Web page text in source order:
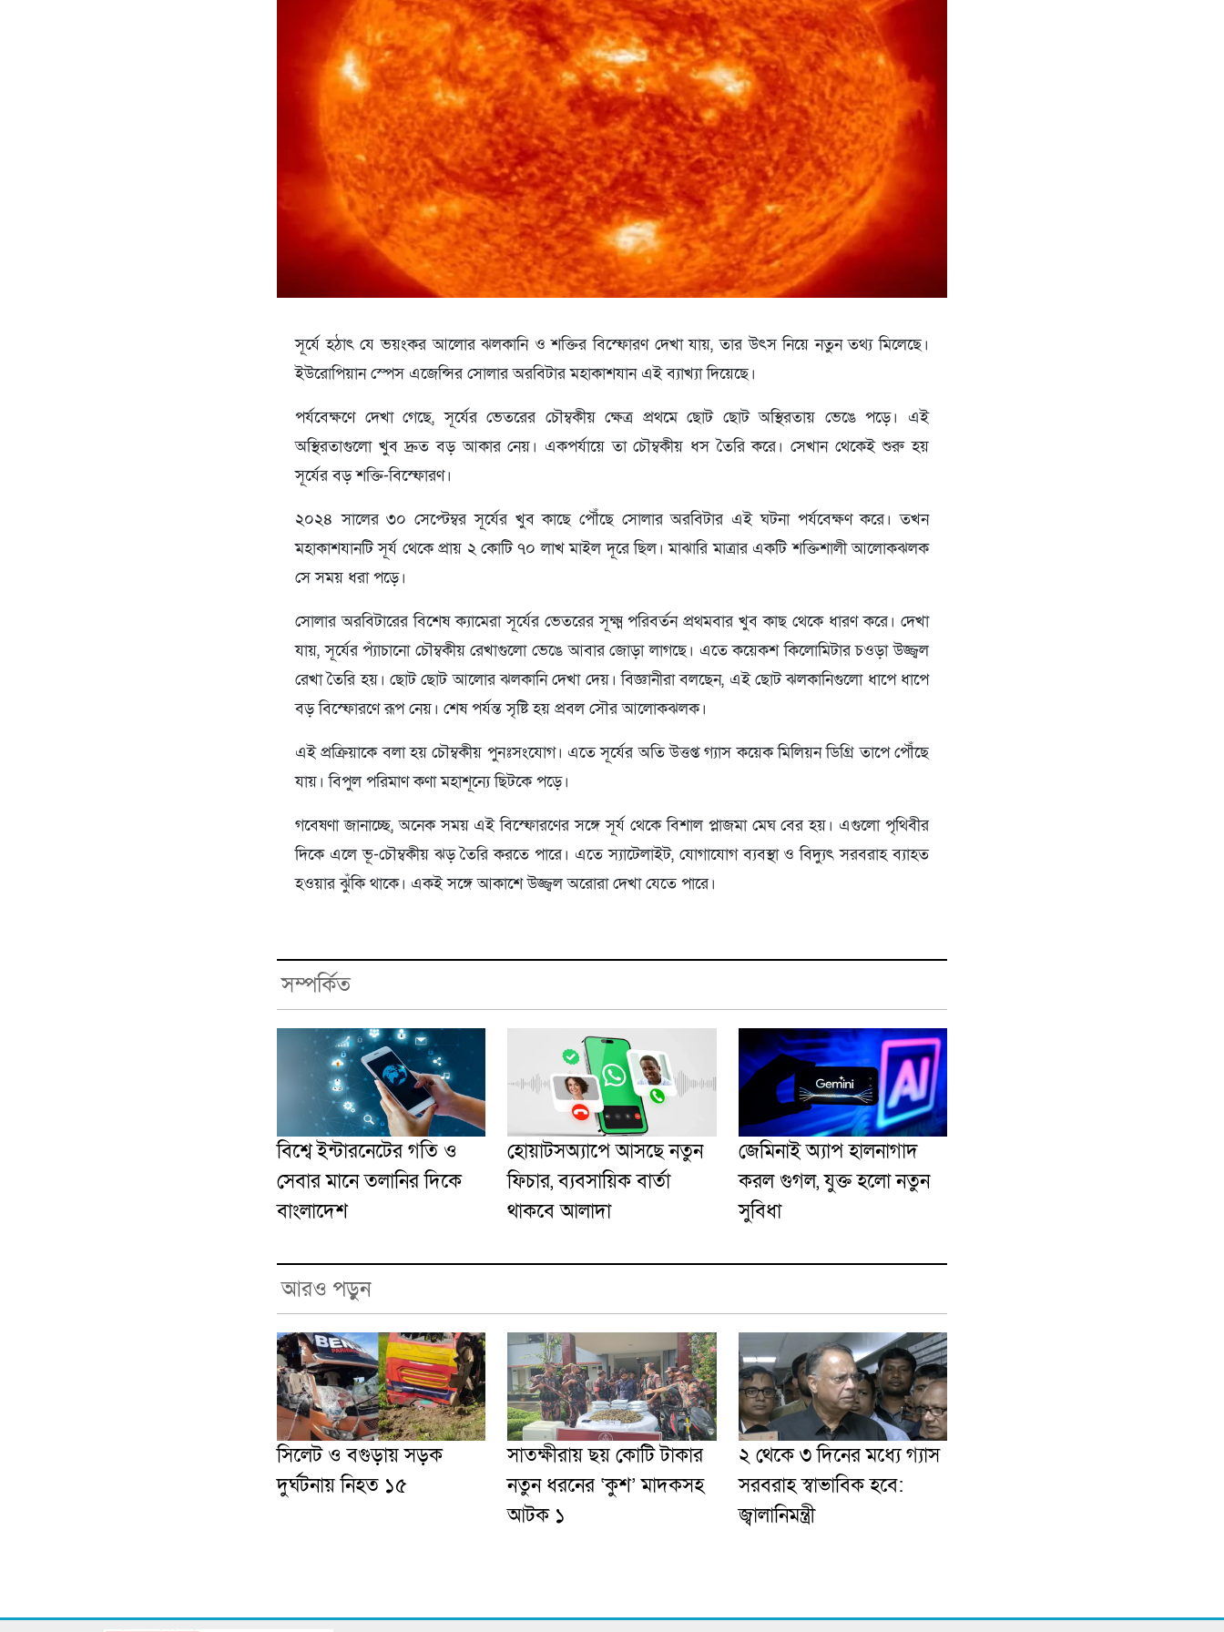
সূর্যে হঠাৎ যে ভয়ংকর আলোর ঝলকানি ও শক্তির বিস্ফোরণ দেখা যায়, তার উৎস নিয়ে নতুন তথ্য মিলেছে।
ইউরোপিয়ান স্পেস এজেন্সির সোলার অরবিটার মহাকাশযান এই ব্যাখ্যা দিয়েছে।
পর্যবেক্ষণে দেখা গেছে, সূর্যের ভেতরের চৌম্বকীয় ক্ষেত্র প্রথমে ছোট ছোট অস্থিরতায় ভেঙে পড়ে। এই
অস্থিরতাগুলো খুব দ্রুত বড় আকার নেয়। একপর্যায়ে তা চৌম্বকীয় ধস তৈরি করে। সেখান থেকেই শুরু হয়
সূর্যের বড় শক্তি-বিস্ফোরণ।
২০২৪ সালের ৩০ সেপ্টেম্বর সূর্যের খুব কাছে পৌঁছে সোলার অরবিটার এই ঘটনা পর্যবেক্ষণ করে। তখন
মহাকাশযানটি সূর্য থেকে প্রায় ২ কোটি ৭০ লাখ মাইল দূরে ছিল। মাঝারি মাত্রার একটি শক্তিশালী আলোকঝলক
সে সময় ধরা পড়ে।
সোলার অরবিটারের বিশেষ ক্যামেরা সূর্যের ভেতরের সূক্ষ্ম পরিবর্তন প্রথমবার খুব কাছ থেকে ধারণ করে। দেখা
যায়, সূর্যের প্যাঁচানো চৌম্বকীয় রেখাগুলো ভেঙে আবার জোড়া লাগছে। এতে কয়েকশ কিলোমিটার চওড়া উজ্জ্বল
রেখা তৈরি হয়। ছোট ছোট আলোর ঝলকানি দেখা দেয়। বিজ্ঞানীরা বলছেন, এই ছোট ঝলকানিগুলো ধাপে ধাপে
বড় বিস্ফোরণে রূপ নেয়। শেষ পর্যন্ত সৃষ্টি হয় প্রবল সৌর আলোকঝলক।
এই প্রক্রিয়াকে বলা হয় চৌম্বকীয় পুনঃসংযোগ। এতে সূর্যের অতি উত্তপ্ত গ্যাস কয়েক মিলিয়ন ডিগ্রি তাপে পৌঁছে
যায়। বিপুল পরিমাণ কণা মহাশূন্যে ছিটকে পড়ে।
গবেষণা জানাচ্ছে, অনেক সময় এই বিস্ফোরণের সঙ্গে সূর্য থেকে বিশাল প্লাজমা মেঘ বের হয়। এগুলো পৃথিবীর
দিকে এলে ভূ-চৌম্বকীয় ঝড় তৈরি করতে পারে। এতে স্যাটেলাইট, যোগাযোগ ব্যবস্থা ও বিদ্যুৎ সরবরাহ ব্যাহত
হওয়ার ঝুঁকি থাকে। একই সঙ্গে আকাশে উজ্জ্বল অরোরা দেখা যেতে পারে।
সম্পর্কিত
বিশ্বে ইন্টারনেটের গতি ও
সেবার মানে তলানির দিকে
বাংলাদেশ
হোয়াটসঅ্যাপে আসছে নতুন
ফিচার, ব্যবসায়িক বার্তা
থাকবে আলাদা
জেমিনাই অ্যাপ হালনাগাদ
করল গুগল, যুক্ত হলো নতুন
সুবিধা
আরও পড়ুন
সিলেট ও বগুড়ায় সড়ক
দুর্ঘটনায় নিহত ১৫
সাতক্ষীরায় ছয় কোটি টাকার
নতুন ধরনের ‘কুশ’ মাদকসহ
আটক ১
২ থেকে ৩ দিনের মধ্যে গ্যাস
সরবরাহ স্বাভাবিক হবে:
জ্বালানিমন্ত্রী